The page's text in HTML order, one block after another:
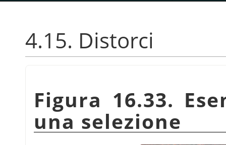
4.15. Distorci
Figura 16.33.
una selezione